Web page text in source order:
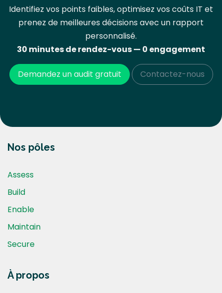
Identifiez vos points faibles, optimisez vos coûts IT et
prenez de meilleures décisions avec un rapport
personnalisé.
30 minutes de rendez-vous — 0 engagement
Demandez un audit gratuit Contactez-nous
Nos pôles
Assess
Build
Enable
Maintain
Secure
À propos